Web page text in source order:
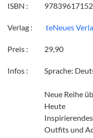
ISBN :
Verlag : teNeues
Preis : 29,90
Infos : Sprache:
Neue Reihe
Heute
Outfits und